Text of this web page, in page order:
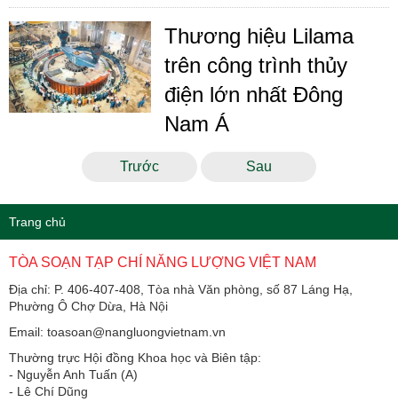
Thương hiệu Lilama
trên công trình thủy
điện lớn nhất Đông
Nam Á
Trước Sau
Trang chủ
TÒA SOẠN TẠP CHÍ NĂNG LƯỢNG VIỆT NAM
Địa chỉ: P. 406-407-408, Tòa nhà Văn phòng, số 87 Láng Hạ,
Phường Ô Chợ Dừa, Hà Nội
Email: toasoan@nangluongvietnam.vn
Thường trực Hội đồng Khoa học và Biên tập:
​​​​​​- Nguyễn Anh Tuấn (A)
- Lê Chí Dũng